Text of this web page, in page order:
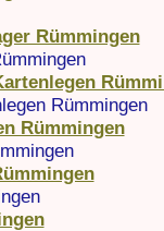
Rümmingen
Rümmingen
Rümmingen